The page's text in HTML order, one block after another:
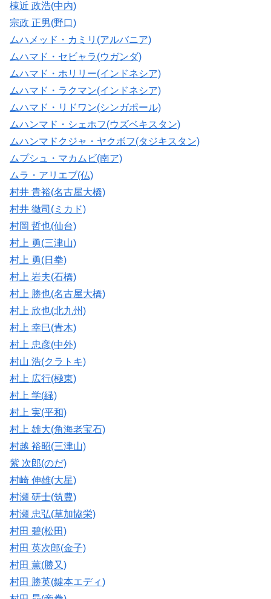
棟近 政浩(中内)
宗政 正男(野口)
ムハメッド・カミリ(アルバニア)
ムハマド・セビャラ(ウガンダ)
ムハマド・ホリリー(インドネシア)
ムハマド・ラクマン(インドネシア)
ムハマド・リドワン(シンガポール)
ムハンマド・シェホフ(ウズベキスタン)
ムハンマドクジャ・ヤクボフ(タジキスタン)
ムプシュ・マカムビ(南ア)
ムラ・アリエブ(仏)
村井 貴裕(名古屋大橋)
村井 徹司(ミカド)
村岡 哲也(仙台)
村上 勇(三津山)
村上 勇(日拳)
村上 岩夫(石橋)
村上 勝也(名古屋大橋)
村上 欣也(北九州)
村上 幸巳(青木)
村上 忠彦(中外)
村山 浩(クラトキ)
村上 広行(極東)
村上 学(緑)
村上 実(平和)
村上 雄大(角海老宝石)
村越 裕昭(三津山)
紫 次郎(のだ)
村崎 伸雄(大星)
村瀬 研士(筑豊)
村瀬 忠弘(草加協栄)
村田 碧(松田)
村田 英次郎(金子)
村田 薫(勝又)
村田 勝英(鍵本エディ)